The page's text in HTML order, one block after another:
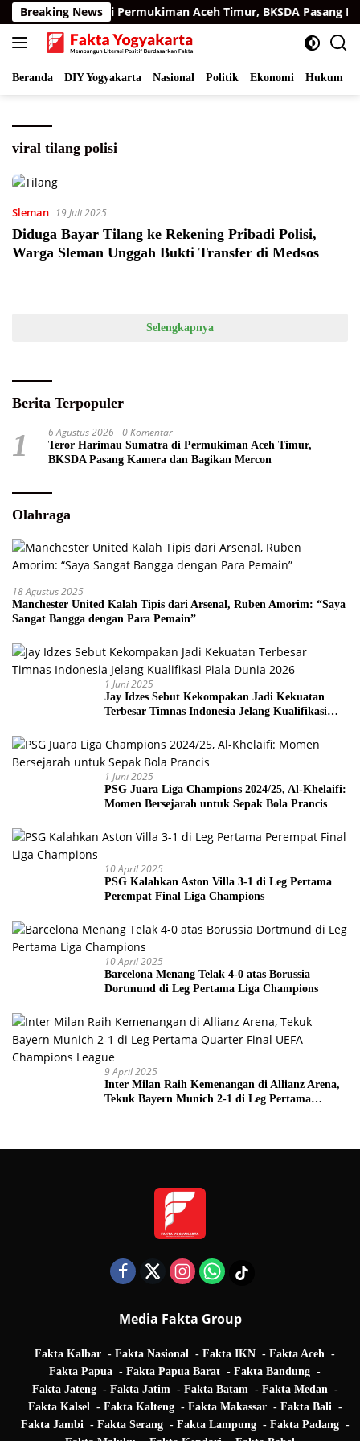
Langsung
ke
konten
Breaking News
Sumatra di Permukiman Aceh Timur, BKSDA Pasang
Beranda DIY Yogyakarta Nasional Politik Ekonomi Hukum
viral tilang polisi
Sleman 19 Juli 2025
Diduga Bayar Tilang ke Rekening Pribadi Polisi,
Warga Sleman Unggah Bukti Transfer di Medsos
Selengkapnya
Berita Terpopuler
1 6 Agustus 2026 0 Komentar
Teror Harimau Sumatra di Permukiman Aceh Timur,
BKSDA Pasang Kamera dan Bagikan Mercon
Olahraga
18 Agustus 2025
Manchester United Kalah Tipis dari Arsenal, Ruben Amorim: “Saya
Sangat Bangga dengan Para Pemain”
1 Juni 2025
Jay Idzes Sebut Kekompakan Jadi Kekuatan
Terbesar Timnas Indonesia Jelang Kualifikasi
1 Juni 2025
PSG Juara Liga Champions 2024/25, Al-Khelaifi:
Momen Bersejarah untuk Sepak Bola Prancis
10 April 2025
PSG Kalahkan Aston Villa 3-1 di Leg Pertama
Perempat Final Liga Champions
10 April 2025
Barcelona Menang Telak 4-0 atas Borussia
Dortmund di Leg Pertama Liga Champions
9 April 2025
Inter Milan Raih Kemenangan di Allianz Arena,
Tekuk Bayern Munich 2-1 di Leg Pertama
Media Fakta Group
Fakta Kalbar Fakta Nasional Fakta IKN
Fakta Aceh
Fakta Papua
Fakta Papua Barat
Fakta Bandung
Fakta Jateng
Fakta Jatim Fakta Batam
Fakta Medan
Fakta Kalsel
Fakta Kalteng Fakta Makassar
Fakta Bali
Fakta Jambi
Fakta Serang Fakta Lampung
Fakta Padang